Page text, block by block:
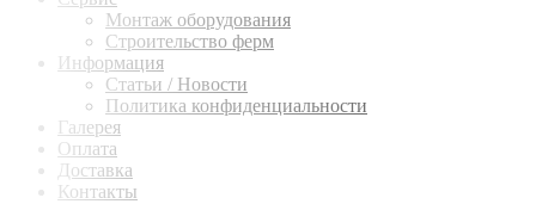
Монтаж оборудования
Строительство ферм
Информация
Статьи / Новости
Политика конфиденциальности
Галерея
Оплата
Доставка
Контакты